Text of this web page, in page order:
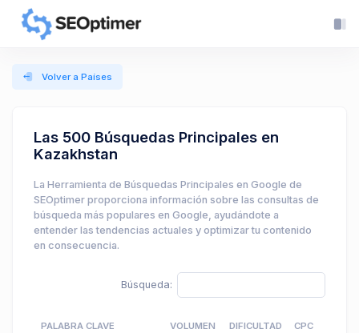
Volver a Países
Las 500 Búsquedas Principales en
Kazakhstan
La Herramienta de Búsquedas Principales en Google de
SEOptimer proporciona información sobre las consultas de
búsqueda más populares en Google, ayudándote a
entender las tendencias actuales y optimizar tu contenido
en consecuencia.
Búsqueda:
PALABRA CLAVE
VOLUMEN
DIFICULTAD
CPC